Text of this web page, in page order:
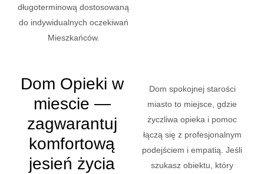
długoterminową dostosowaną
do indywidualnych oczekiwań
Mieszkańców.
Dom Opieki w
miescie —
zagwarantuj
komfortową
jesień życia
Dom spokojnej starości
miasto to miejsce, gdzie
życzliwa opieka i pomoc
łączą się z profesjonalnym
podejściem i empatią. Jeśli
szukasz obiektu, który